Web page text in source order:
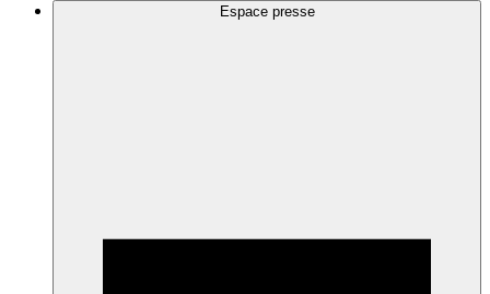
Espace presse